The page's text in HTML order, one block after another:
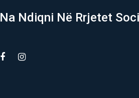
Na Ndiqni Në Rrjetet